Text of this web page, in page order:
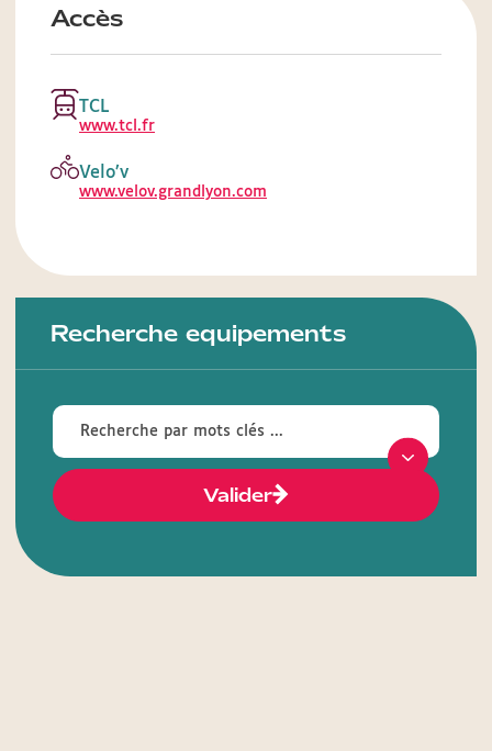
Accès
TCL
www.tcl.fr
Velo’v
www.velov.grandlyon.com
Recherche equipements
Valider